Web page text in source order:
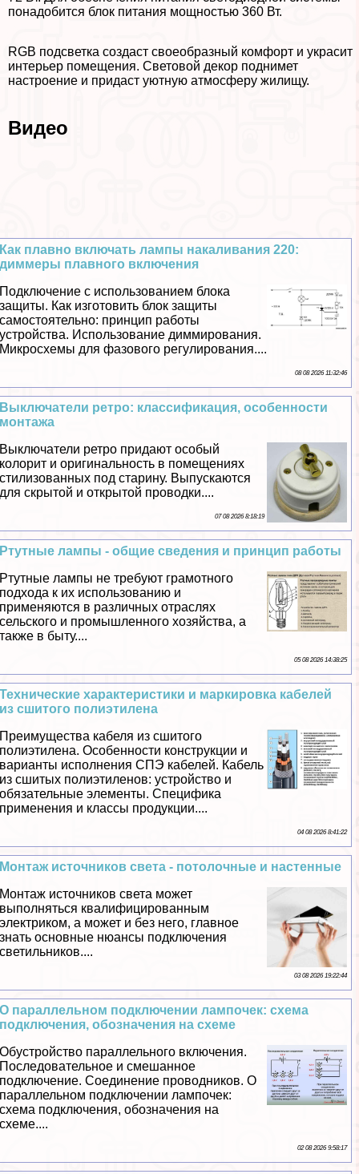
понадобится блок питания мощностью 360 Вт.
RGB подсветка создаст своеобразный комфорт и украсит
интерьер помещения. Световой декор поднимет
настроение и придаст уютную атмосферу жилищу.
Видео
Как плавно включать лампы накаливания 220:
диммеры плавного включения
Подключение с использованием блока
защиты. Как изготовить блок защиты
самостоятельно: принцип работы
устройства. Использование диммирования.
Микросхемы для фазового регулирования....
08 08 2026 11:32:46
Выключатели ретро: классификация, особенности
монтажа
Выключатели ретро придают особый
колорит и оригинальность в помещениях
стилизованных под старину. Выпускаются
для скрытой и открытой проводки....
07 08 2026 8:18:19
Ртутные лампы - общие сведения и принцип работы
Ртутные лампы не требуют грамотного
подхода к их использованию и
применяются в различных отраслях
сельского и промышленного хозяйства, а
также в быту....
05 08 2026 14:38:25
Технические хаpaктеристики и маркировка кабелей
из сшитого полиэтилена
Преимущества кабеля из сшитого
полиэтилена. Особенности конструкции и
варианты исполнения СПЭ кабелей. Кабель
из сшитых полиэтиленов: устройство и
обязательные элементы. Специфика
применения и классы продукции....
04 08 2026 8:41:22
Монтаж источников света - потолочные и настенные
Монтаж источников света может
выполняться квалифицированным
электриком, а может и без него, главное
знать основные нюансы подключения
светильников....
03 08 2026 19:22:44
О параллельном подключении лампочек: схема
подключения, обозначения на схеме
Обустройство параллельного включения.
Последовательное и смешанное
подключение. Соединение проводников. О
параллельном подключении лампочек:
схема подключения, обозначения на
схеме....
02 08 2026 9:58:17